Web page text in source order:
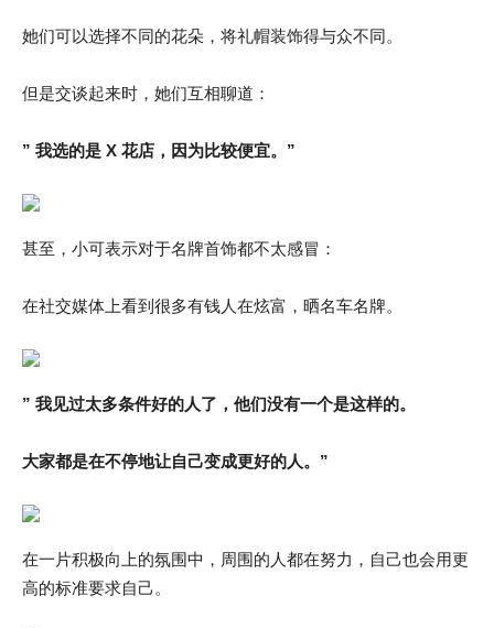
她们可以选择不同的花朵，将礼帽装饰得与众不同。
但是交谈起来时，她们互相聊道：
” 我选的是 X 花店，因为比较便宜。”
甚至，小可表示对于名牌首饰都不太感冒：
在社交媒体上看到很多有钱人在炫富，晒名车名牌。
” 我见过太多条件好的人了，他们没有一个是这样的。
大家都是在不停地让自己变成更好的人。”
在一片积极向上的氛围中，周围的人都在努力，自己也会用更
高的标准要求自己。